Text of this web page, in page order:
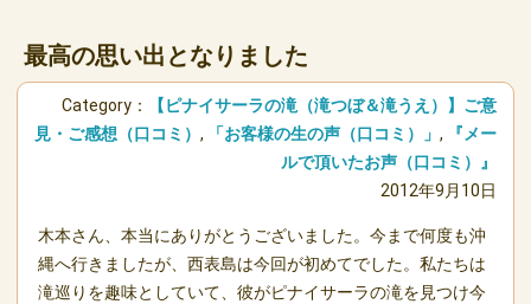
最高の思い出となりました
Category：
【ピナイサーラの滝（滝つぼ＆滝うえ）】ご意
見・ご感想（口コミ） , 「お客様の生の声（口コミ）」 ,
『メー
ルで頂いたお声（口コミ）』
2012年9月10日
木本さん、本当にありがとうございました。今まで何度も沖
縄へ行きましたが、西表島は今回が初めてでした。私たちは
滝巡りを趣味としていて、彼がピナイサーラの滝を見つけ今